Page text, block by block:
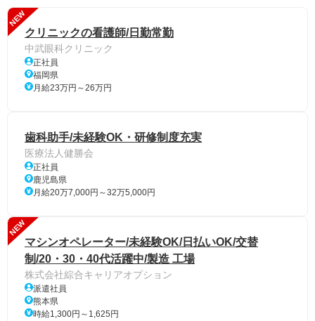
NEW
クリニックの看護師/日勤常勤
中武眼科クリニック
正社員
福岡県
月給23万円～26万円
歯科助手/未経験OK・研修制度充実
医療法人健勝会
正社員
鹿児島県
月給20万7,000円～32万5,000円
NEW
マシンオペレーター/未経験OK/日払いOK/交替
制/20・30・40代活躍中/製造 工場
株式会社綜合キャリアオプション
派遣社員
熊本県
時給1,300円～1,625円